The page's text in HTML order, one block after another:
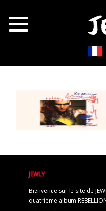
JEWLY
Bienvenue sur le site de
quatrième album